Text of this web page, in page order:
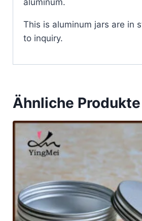
aluminum.
This is aluminum jars are in
to inquiry.
Ähnliche Produkte